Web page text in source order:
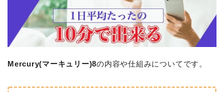
Mercury(マーキュリー)8の内容や仕組みについてです。